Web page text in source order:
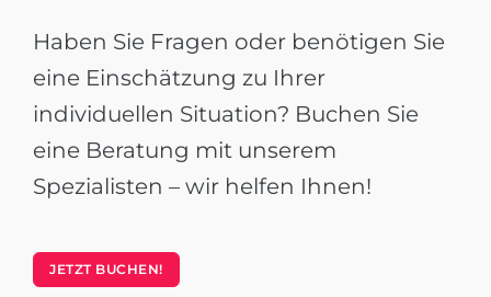
Haben Sie Fragen oder benötigen Sie
eine Einschätzung zu Ihrer
individuellen Situation? Buchen Sie
eine Beratung mit unserem
Spezialisten – wir helfen Ihnen!
JETZT BUCHEN!